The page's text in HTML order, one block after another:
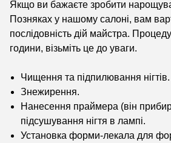
Якщо ви бажаєте зробити
Позняках у нашому салоні, вам
послідовність дій майстра.
години, візьміть це до уваги.
Чищення та підпилювання нігтів.
Знежирення.
Нанесення праймера (він
підсушування нігтя в лампі.
Установка форми-лекала для